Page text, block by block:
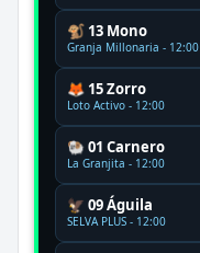
🐒 13 Mono
Granja Millonaria - 12:00
🦊 15 Zorro
Loto Activo - 12:00
🐏 01 Carnero
La Granjita - 12:00
🦅 09 Águila
SELVA PLUS - 12:00